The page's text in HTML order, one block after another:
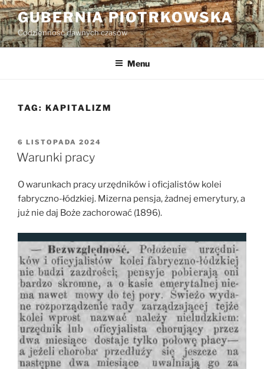
Przejdź
do
treści
GUBERNIA PIOTRKOWSKA
Codzienność dawnych czasów
Menu
TAG: KAPITALIZM
OPUBLIKOWANE
W
6 LISTOPADA 2024
Warunki pracy
O warunkach pracy urzędników i oficjalistów kolei
fabryczno-łódzkiej. Mizerna pensja, żadnej emerytury, a
już nie daj Boże zachorować (1896).